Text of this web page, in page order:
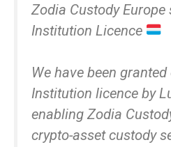
Zodia Custody Europe
Institution Licence
We have been
Institution licence by
enabling Zodia
crypto-asset custody